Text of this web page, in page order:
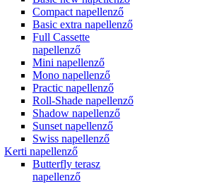
Compact napellenző
Basic extra napellenző
Full Cassette
napellenző
Mini napellenző
Mono napellenző
Practic napellenző
Roll-Shade napellenző
Shadow napellenző
Sunset napellenző
Swiss napellenző
Kerti napellenző
Butterfly terasz
napellenző